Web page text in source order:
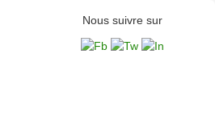
Nous suivre sur